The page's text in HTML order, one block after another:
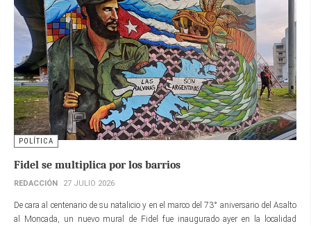
POLÍTICA
Fidel se multiplica por los barrios
REDACCIÓN 27 JULIO 2026
De cara al centenario de su natalicio y en el marco del 73° aniversario del Asalto
al Moncada, un nuevo mural de Fidel fue inaugurado ayer en la localidad